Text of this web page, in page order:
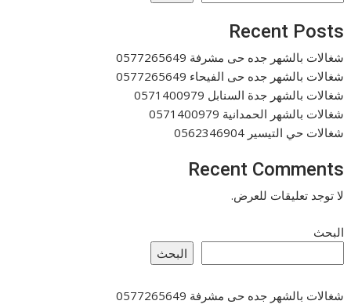
Recent Posts
شغالات بالشهر جده حى مشرفة 0577265649
شغالات بالشهر جده حى الفيحاء 0577265649
شغالات بالشهر جدة السنابل 0571400979
شغالات بالشهر الحمدانية 0571400979
شغالات حي التيسير 0562346904
Recent Comments
لا توجد تعليقات للعرض.
البحث
البحث
شغالات بالشهر جده حى مشرفة 0577265649